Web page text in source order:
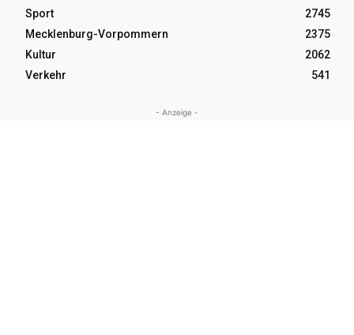
Sport
2745
Mecklenburg-Vorpommern
2375
Kultur
2062
Verkehr
541
- Anzeige -